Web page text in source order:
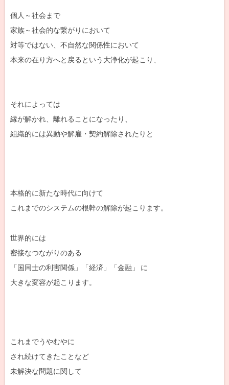
個人～社会まで
家族～社会的な繋がりにおいて
対等ではない、不自然な関係性において
本来の在り方へと戻るという大浄化が起こり、
それによっては
縁が解かれ、離れることになったり、
組織的には異動や解雇・契約解除されたりと
本格的に新たな時代に向けて
これまでのシステムの根幹の解除が起こります。
世界的には
密接なつながりのある
「国同士の利害関係」「経済」「金融」 に
大きな変容が起こります。
これまでうやむやに
され続けてきたことなど
未解決な問題に関して